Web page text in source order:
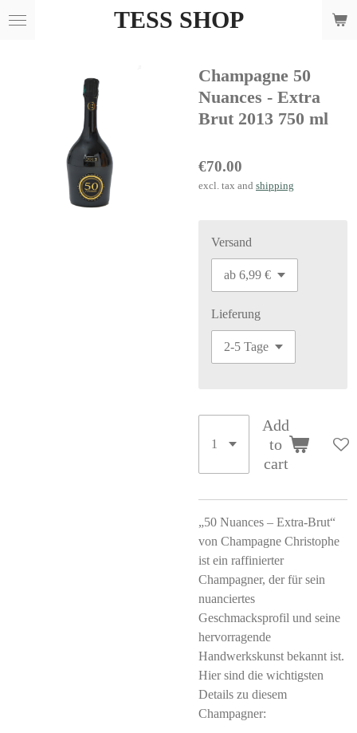
Skip
TESS SHOP
Champagne 50
Nuances - Extra
Brut 2013 750 ml
€70.00
excl. tax and shipping
Versand
Lieferung
Add
to
cart
„50 Nuances – Extra-Brut“
von Champagne Christophe
ist ein raffinierter
Champagner, der für sein
nuanciertes
Geschmacksprofil und seine
hervorragende
Handwerkskunst bekannt ist.
Hier sind die wichtigsten
Details zu diesem
Champagner: